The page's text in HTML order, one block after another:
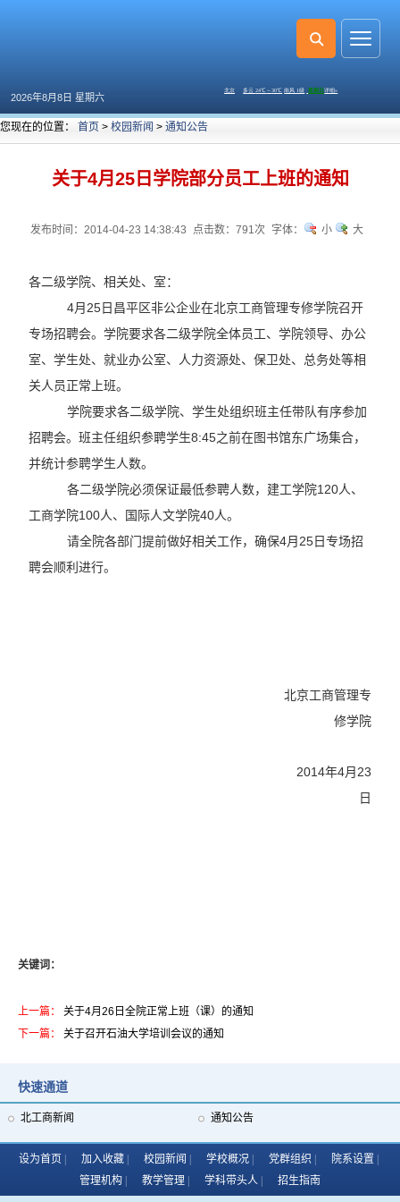
2026年8月8日 星期六
快速通道
北工商新闻 通知公告
您现在的位置： 首页 > 校园新闻 > 通知公告
关于4月25日学院部分员工上班的通知
发布时间：2014-04-23 14:38:43 点击数： 791次 字体： 小 大
各二级学院、相关处、室：
4月25日昌平区非公企业在北京工商管理专修学院召开
专场招聘会。学院要求各二级学院全体员工、学院领导、办公
室、学生处、就业办公室、人力资源处、保卫处、总务处等相
关人员正常上班。
学院要求各二级学院、学生处组织班主任带队有序参加
招聘会。班主任组织参聘学生8:45之前在图书馆东广场集合，
并统计参聘学生人数。
各二级学院必须保证最低参聘人数，建工学院120人、
工商学院100人、国际人文学院40人。
请全院各部门提前做好相关工作，确保4月25日专场招
聘会顺利进行。
北京工商管理专
修学院
2014年4月23
日
关键词：
上一篇：
关于4月26日全院正常上班（课）的通知
下一篇：
关于召开石油大学培训会议的通知
设为首页 加入收藏 校园新闻 学校概况 党群组织
院系设置
管理机构
教学管理 学科带头人 招生指南